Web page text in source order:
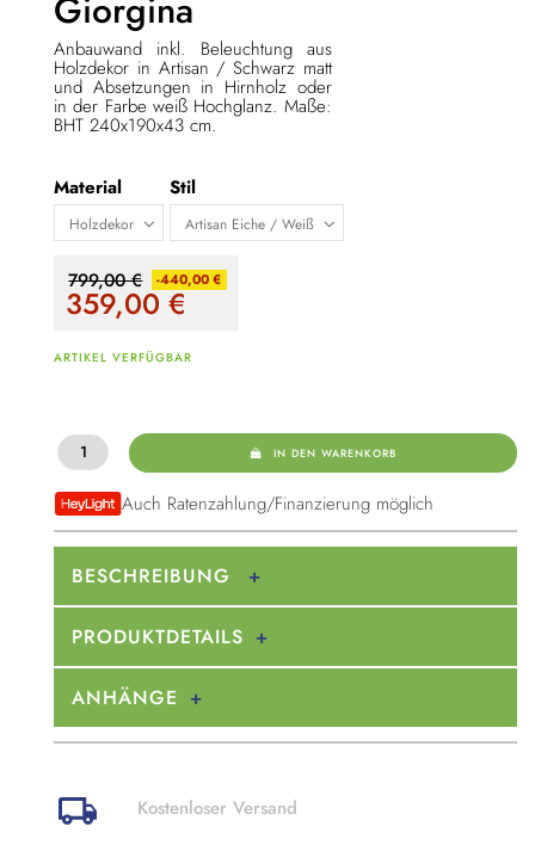
Giorgina
Anbauwand inkl. Beleuchtung aus
Holzdekor in Artisan / Schwarz matt
und Absetzungen in Hirnholz oder
in der Farbe weiß Hochglanz. Maße:
BHT 240x190x43 cm.
Material Stil
799,00 € -440,00 €
359,00€
ARTIKEL VERFÜGBAR
IN DEN WARENKORB
Auch Ratenzahlung/Finanzierung möglich
BESCHREIBUNG
PRODUKTDETAILS
ANHÄNGE
Kostenloser Versand